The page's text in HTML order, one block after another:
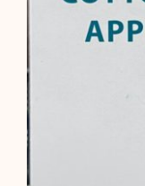
我的帳戶
購物車